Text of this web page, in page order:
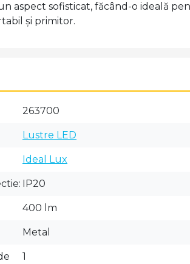
aspect sofisticat, făcând-o ideală
și primitor.
263700
Lustre LED
Ideal Lux
IP20
400 lm
Metal
1